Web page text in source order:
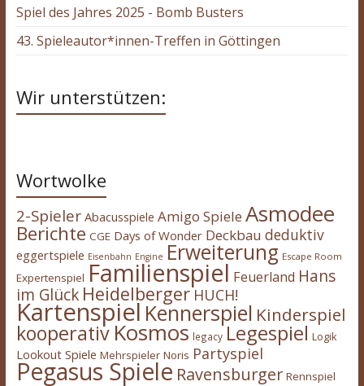
Spiel des Jahres 2025 - Bomb Busters
43. Spieleautor*innen-Treffen in Göttingen
Wir unterstützen:
Wortwolke
2-Spieler Abacusspiele Amigo Spiele Asmodee
Berichte CGE Days of Wonder Deckbau deduktiv
eggertspiele Eisenbahn Engine Erweiterung Escape Room
Expertenspiel Familienspiel Feuerland Hans
im Glück Heidelberger HUCH!
KartenspielKennerspiel Kinderspiel
kooperativ Kosmos legacy Legespiel Logik
Lookout Spiele Mehrspieler Noris Partyspiel
Pegasus Spiele Ravensburger Rennspiel